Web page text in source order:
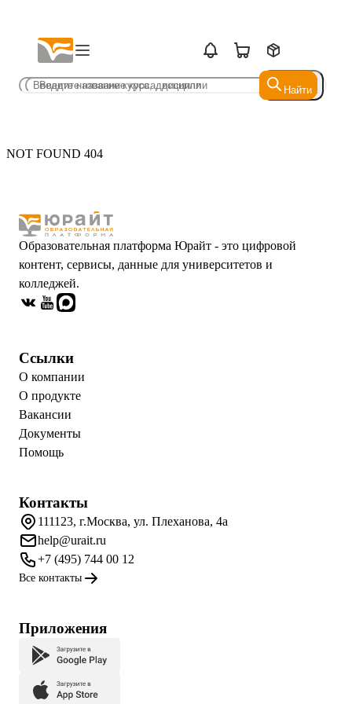
Найти
Найти
NOT FOUND 404
Образовательная платформа Юрайт - это цифровой
контент, сервисы, данные для университетов и
колледжей.
Ссылки
О компании
О продукте
Вакансии
Документы
Помощь
Контакты
111123, г.Москва, ул. Плеханова, 4а
help@urait.ru
+7 (495) 744 00 12
Все контакты
Приложения